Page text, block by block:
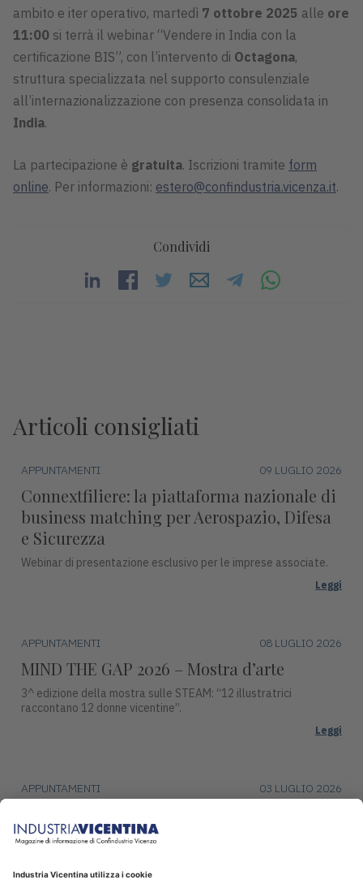
ambito e iter operativo, martedì 7 ottobre 2025 alle ore
11:00 si terrà il webinar “Vendere in India con la
certificazione BIS”, con l’intervento di Octagona,
struttura specializzata nel supporto consulenziale
all’internazionalizzazione con presenza consolidata in
India.
La partecipazione è gratuita. Iscrizioni tramite form
online. Per informazioni: estero@confindustria.vicenza.it.
Condividi
Articoli consigliati
APPUNTAMENTI 09 LUGLIO 2026
Connextfiliere: la piattaforma nazionale di
business matching per Aerospazio, Difesa
e Sicurezza
Webinar di presentazione esclusivo per le imprese associate.
Leggi
APPUNTAMENTI 08 LUGLIO 2026
MIND THE GAP 2026 – Mostra d’arte
3^ edizione della mostra sulle STEAM: “12 illustratrici
raccontano 12 donne vicentine”.
Leggi
APPUNTAMENTI 03 LUGLIO 2026
Mercoledì 15 luglio, alle ore 17:30, Piazza Duomo ad Asiago
Premio Campiello.